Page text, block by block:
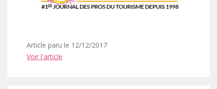
Article paru le 12/12/2017
Voir l'article